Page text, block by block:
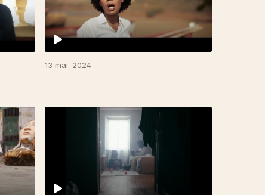
13 mai. 2024